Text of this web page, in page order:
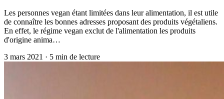
Les personnes vegan étant limitées dans leur alimentation, il est utile
de connaître les bonnes adresses proposant des produits végétaliens.
En effet, le régime vegan exclut de l'alimentation les produits
d'origine anima…
3 mars 2021 · 5 min de lecture